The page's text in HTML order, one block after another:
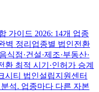
가이드 2026: 14개 업종
벽 정리 업종별 법인전환
식점·건설·제조·부동산·
환 최적 시기·인허가 승계
시티 법인설립지원센터
석. 업종마다 다른 자본